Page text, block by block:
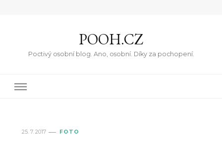
POOH.CZ
Poctivý osobní blog. Ano, osobní. Díky za pochopení.
25. 7. 2017 FOTO